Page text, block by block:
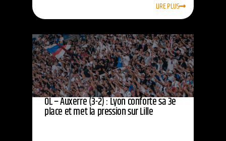
LIRE PLUS
OL – Auxerre (3-2) : Lyon conforte sa 3e
place et met la pression sur Lille